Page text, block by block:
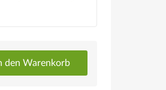
den Warenkorb